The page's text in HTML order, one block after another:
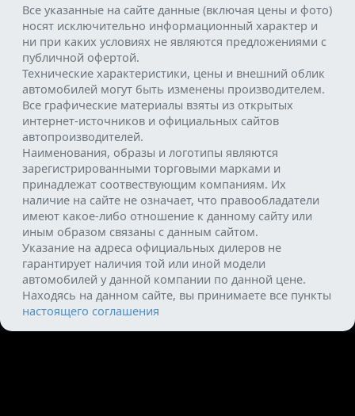
Все указанные на сайте данные (включая цены и фото)
носят исключительно информационный характер и
ни при каких условиях не являются предложениями с
публичной офертой.
Технические характеристики, цены и внешний облик
автомобилей могут быть изменены производителем.
Все графические материалы взяты из открытых
интернет-источников и официальных сайтов
автопроизводителей.
Наименования, образы и логотипы являются
зарегистрированными торговыми марками и
принадлежат соотвествующим компаниям. Их
наличие на сайте не означает, что правообладатели
имеют какое-либо отношение к данному сайту или
иным образом связаны с данным сайтом.
Указание на адреса официальных дилеров не
гарантирует наличия той или иной модели
автомобилей у данной компании по данной цене.
Находясь на данном сайте, вы принимаете все пункты
настоящего соглашения